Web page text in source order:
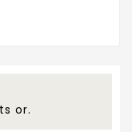
or.